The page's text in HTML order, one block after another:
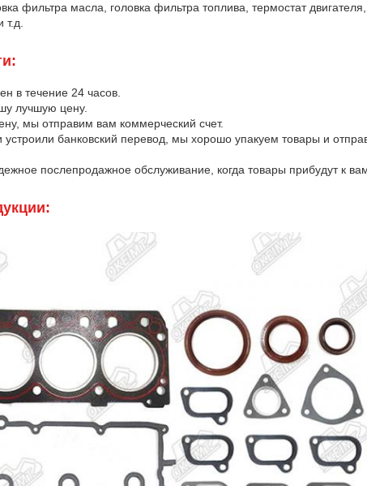
фильтра масла, головка фильтра топлива, термостат двигателя,
в течение 24 часов.
лучшую цену.
мы отправим вам коммерческий счет.
устроили банковский перевод, мы хорошо упакуем товары и
послепродажное обслуживание, когда товары прибудут к